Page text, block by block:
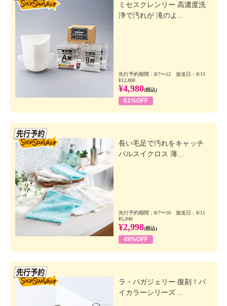
ミセスクレンリー 高濃度洗
浄で汚れが 滝のよ...
先行予約期間：8/7〜12 放送日：8/13
¥12,800
¥4,980(税込)
61%OFF
長い毛足で汚れをキャッチ
パルスイクロス 薄...
先行予約期間：8/7〜10 放送日：8/11
¥5,940
¥2,998(税込)
49%OFF
ラ・バガジェリー 復刻！バ
イカラーシリーズ ...